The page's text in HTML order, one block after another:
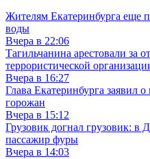
Жителям Екатеринбурга еще
воды
Вчера в 22:06
Тагильчанина арестовали за
террористической
Вчера в 16:27
Глава Екатеринбурга заявил
горожан
Вчера в 15:12
Грузовик догнал грузовик: в
пассажир фуры
Вчера в 14:03